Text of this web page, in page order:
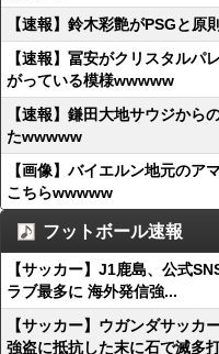
【速報】鈴木彩艶がPSGと
【速報】冨安がクリスタルパ
がっている模様wwwww
【速報】鎌田大地サウジから
たwwwww
【画像】バイエルン地元のア
こちらwwwww
フットボール速報
【サッカー】J1鹿島、公式
ラブ最多に 海外発信強...
【サッカー】ウガンダサッ
強盗に抵抗した末に石で滅多